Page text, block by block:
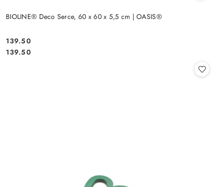
BIOLINE® Deco Serce, 60 x 60 x 5,5 cm | OASIS®
Cena:
139.50
Cena:
139.50